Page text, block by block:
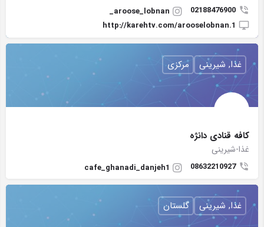
02188476900
aroose_lobnan_
http://karehtv.com/arooselobnan.1
کافه قنادی دانژه
غذا-شیرینی
08632210927
cafe_ghanadi_danjeh1
غذا, شیرینی مرکزی
غذا, شیرینی گلستان